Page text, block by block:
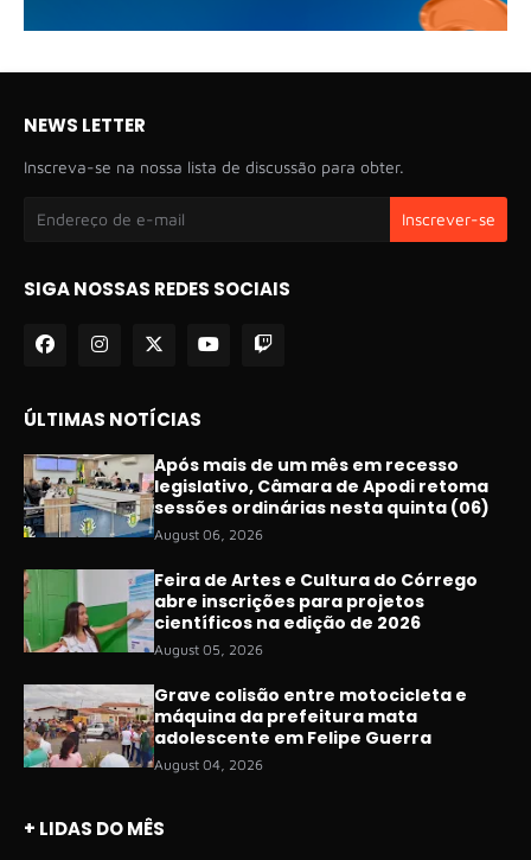
NEWS LETTER
Inscreva-se na nossa lista de discussão para obter.
SIGA NOSSAS REDES SOCIAIS
ÚLTIMAS NOTÍCIAS
Após mais de um mês em recesso
legislativo, Câmara de Apodi retoma
sessões ordinárias nesta quinta (06)
August 06, 2026
Feira de Artes e Cultura do Córrego
abre inscrições para projetos
científicos na edição de 2026
August 05, 2026
Grave colisão entre motocicleta e
máquina da prefeitura mata
adolescente em Felipe Guerra
August 04, 2026
+ LIDAS DO MÊS